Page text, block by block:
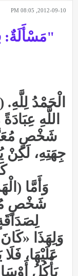
2012-09-10, 08:05 PM
"مَسْأَلَةٌ:
الْحَمْدُ
اللَّهِ
شَخْصٍ
جِهَتِهِ،
وَأَمَّا
شَخْصٍ
وَلِهَذَا
عَلَيْهَا،
يَأْكُلُ